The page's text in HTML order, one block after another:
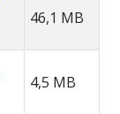
46,1 MB
4,5 MB